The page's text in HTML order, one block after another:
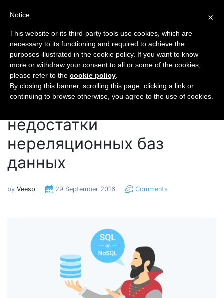
Главная
Блог
Преимущества и недостатки нереляционных баз
данных
Преимущества и
недостатки
нереляционных баз
данных
by Veesp 29 September 2016 Comments
×
Notice
This website or its third-party tools use cookies, which are
necessary to its functioning and required to achieve the
purposes illustrated in the cookie policy. If you want to know
more or withdraw your consent to all or some of the cookies,
please refer to the cookie policy
By closing this banner, scrolling this page, clicking a link or
continuing to browse otherwise, you agree to the use of cookies.